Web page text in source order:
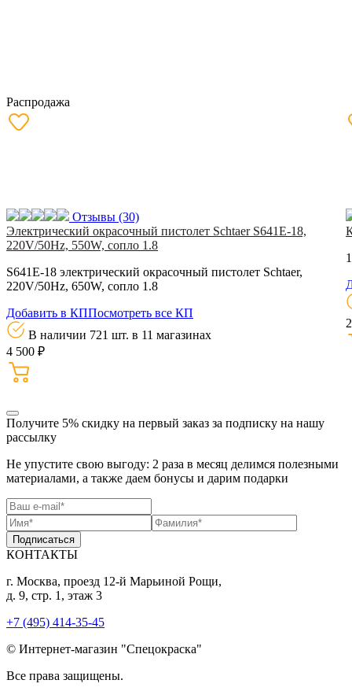
Распродажа
Отзывы (30)
Электрический окрасочный пистолет Schtaer S641E-18,
220V/50Hz, 550W, сопло 1.8
S641E-18 электрический окрасочный пистолет Schtaer,
220V/50Hz, 650W, сопло 1.8
Добавить в КППосмотреть все КП
В наличии 721 шт. в 11 магазинах
4 500 ₽
Получите 5% скидку на первый заказ за подписку на нашу
рассылку
Не упустите свою выгоду: 2 раза в месяц делимся полезными
материалами, а также даем бонусы и дарим подарки
Подписаться
КОНТАКТЫ
г. Москва, проезд 12-й Марьиной Рощи,
д. 9, стр. 1, этаж 3
+7 (495) 414-35-45
© Интернет-магазин "Спецокраска"
Все права защищены.